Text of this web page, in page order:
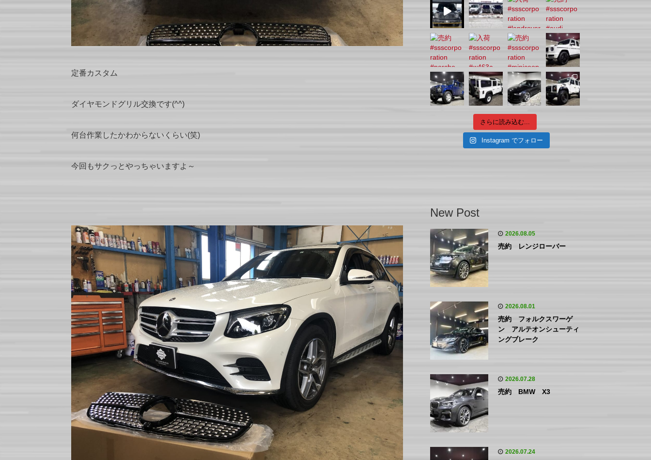
定番カスタム
ダイヤモンドグリル交換です(^^)
何台作業したかわからないくらい(笑)
今回もサクっとやっちゃいますよ～
さらに読み込む...
Instagram でフォロー
New Post
2026.08.05
売約 レンジローバー
2026.08.01
売約 フォルクスワーゲ
ン アルテオンシューティ
ングブレーク
2026.07.28
売約 BMW X3
2026.07.24